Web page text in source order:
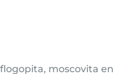
moscovita en